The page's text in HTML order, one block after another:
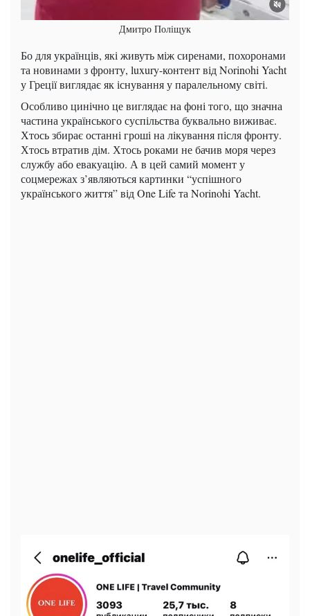
Дмитро Поліщук
Бо для українців, які живуть між сиренами, похоронами
та новинами з фронту, luxury-контент від Norinohi Yacht
у Греції виглядає як існування у паралельному світі.
Особливо цинічно це виглядає на фоні того, що значна
частина українського суспільства буквально виживає.
Хтось збирає останні гроші на лікування після фронту.
Хтось втратив дім. Хтось роками не бачив моря через
службу або евакуацію. А в цей самий момент у
соцмережах з’являються картинки “успішного
українського життя” від One Life та Norinohi Yacht.